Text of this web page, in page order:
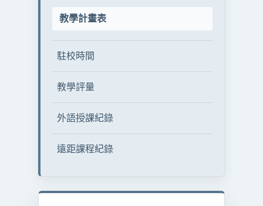
教學計畫表
駐校時間
教學評量
外語授課紀錄
遠距課程紀錄